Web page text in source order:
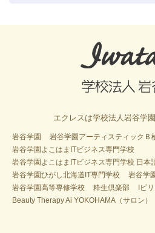
エクレスは学校法人岩谷学
岩谷学園
岩谷学園アーティスティックＢ
岩谷学園よこはまITビジネス専門学校
岩谷学園よこはまITビジネス専門学校 日本
岩谷学園ひがし北海道IT専門学校
岩谷学
岩谷学園高等専修学校
粋生倶楽部
Iビ
Beauty Therapy Ai YOKOHAMA（サロン）